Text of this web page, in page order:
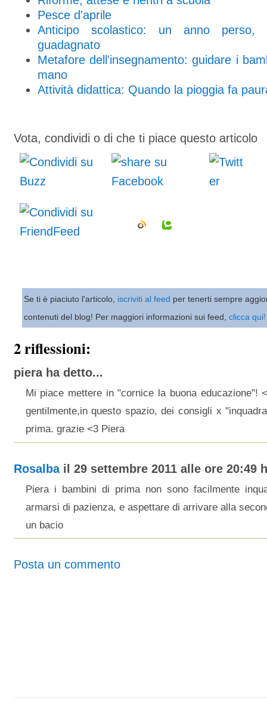
Pesce d'aprile
Anticipo scolastico: un anno
guadagnato
Metafore dell'insegnamento: guidare i
mano
Attività didattica: Quando la pioggia fa
Vota, condividi o di che ti piace questo articolo
Se ti è piaciuto l'articolo, iscriviti al feed per tenerti sempre
contenuti del blog! Per maggiori informazioni sui feed, clicca qui!
2 riflessioni:
piera ha detto...
Mi piace mettere in "cornice la buona educazione"!
gentilmente,in questo spazio, dei consigli x
prima. grazie <3 Piera
Rosalbail 29 settembre 2011 alle ore 20:49
Piera i bambini di prima non sono facilmente
armarsi di pazienza, e aspettare di arrivare alla
un bacio
Posta un commento